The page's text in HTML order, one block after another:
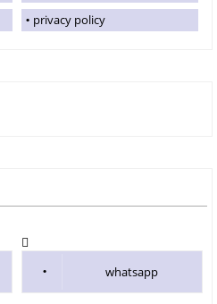
privacy policy
whatsapp